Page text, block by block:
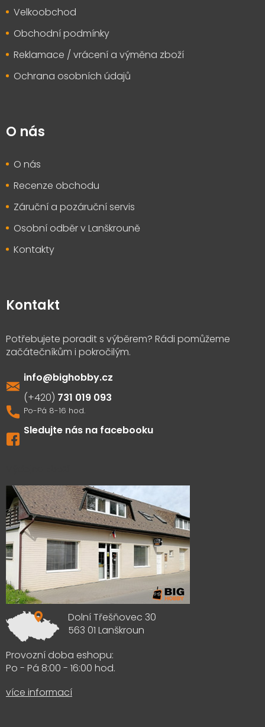
Velkoobchod
Obchodní podmínky
Reklamace / vrácení a výměna zboží
Ochrana osobních údajů
O nás
O nás
Recenze obchodu
Záruční a pozáruční servis
Osobní odběr v Lanškrouně
Kontakty
Kontakt
info@bighobby.cz
731 019 093
Sledujte nás na facebooku
Dolní Třešňovec 30
563 01 Lanškroun
Provozní doba eshopu:
Po - Pá 8:00 - 16:00 hod.
více informací